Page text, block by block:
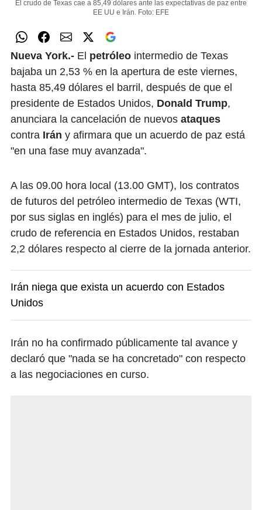
El crudo de Texas cae a 85,49 dólares ante las expectativas de paz entre
EE UU e Irán. Foto: EFE
Nueva York.- El petróleo intermedio de Texas
bajaba un 2,53 % en la apertura de este viernes,
hasta 85,49 dólares el barril, después de que el
presidente de Estados Unidos, Donald Trump,
anunciara la cancelación de nuevos ataques
contra Irán y afirmara que un acuerdo de paz está
"en una fase muy avanzada".
A las 09.00 hora local (13.00 GMT), los contratos
de futuros del petróleo intermedio de Texas (WTI,
por sus siglas en inglés) para el mes de julio, el
crudo de referencia en Estados Unidos, restaban
2,2 dólares respecto al cierre de la jornada anterior.
Irán niega que exista un acuerdo con Estados
Unidos
Irán no ha confirmado públicamente tal avance y
declaró que "nada se ha concretado" con respecto
a las negociaciones en curso.